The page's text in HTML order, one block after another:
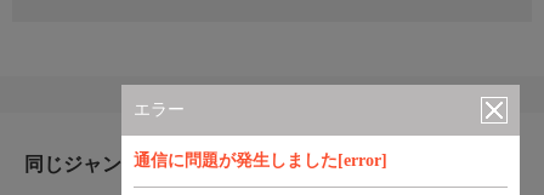
エラー
通信に問題が発生しました[error]
同じジャンルのおすすめ番組